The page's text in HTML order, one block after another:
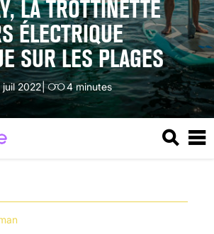
LA TROTTINETTE
ÉLECTRIQUE
SUR LES PLAGES
juil 2022 4 minutes